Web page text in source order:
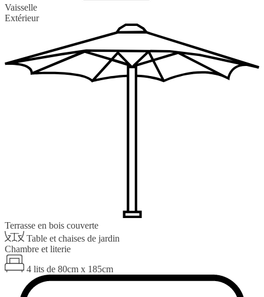
Vaisselle
Extérieur
Terrasse en bois couverte
Table et chaises de jardin
Chambre et literie
4 lits de 80cm x 185cm